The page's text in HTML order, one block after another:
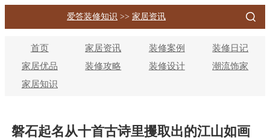
爱答装修知识 >> 家居资讯
首页 家居资讯 装修案例
装修日记
家居优品
装修攻略 装修设计
潮流饰家
家居知识
磐石起名从十首古诗里攫取出的江山如画